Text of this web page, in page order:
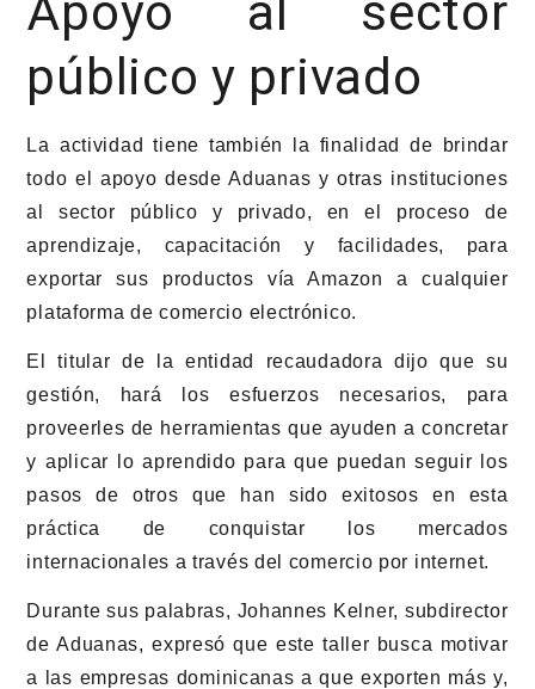
Apoyo al sector
público y privado
La actividad tiene también la finalidad de brindar
todo el apoyo desde Aduanas y otras instituciones
al sector público y privado, en el proceso de
aprendizaje, capacitación y facilidades, para
exportar sus productos vía Amazon a cualquier
plataforma de comercio electrónico.
El titular de la entidad recaudadora dijo que su
gestión, hará los esfuerzos necesarios, para
proveerles de herramientas que ayuden a concretar
y aplicar lo aprendido para que puedan seguir los
pasos de otros que han sido exitosos en esta
práctica de conquistar los mercados
internacionales a través del comercio por internet.
Durante sus palabras, Johannes Kelner, subdirector
de Aduanas, expresó que este taller busca motivar
a las empresas dominicanas a que exporten más y,